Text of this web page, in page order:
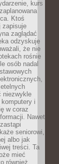
kurs
Ktoś
zapisuje
zaglądać
odzyskuje
że nie
rośnie
osób nadal
niezwykle
i
w coraz
Nawet
seniorowi,
albo jak
treści. Ta
mieć
również